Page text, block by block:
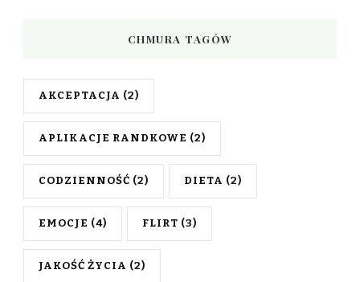
CHMURA TAGÓW
AKCEPTACJA (2)
APLIKACJE RANDKOWE (2)
CODZIENNOŚĆ (2) DIETA (2)
EMOCJE (4) FLIRT (3)
JAKOŚĆ ŻYCIA (2)